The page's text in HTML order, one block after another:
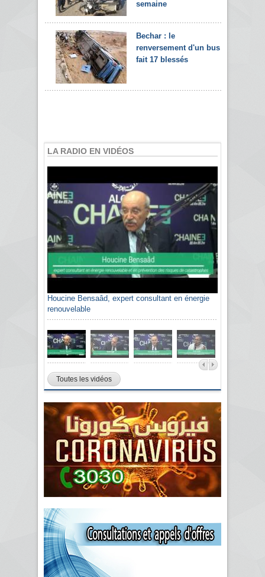
semaine
Bechar : le
renversement d'un bus
fait 17 blessés
LA RADIO EN VIDÉOS
Houcine Bensaâd, expert consultant en énergie
renouvelable
Toutes les vidéos